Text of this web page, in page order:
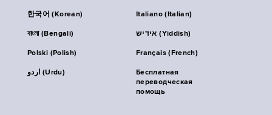
한국어 (Korean) Italiano (Italian)
বাংলা (Bengali) אידיש (Yiddish)
Polski (Polish) Français (French)
اردو (Urdu)
Бесплатная
переводческая
помощь